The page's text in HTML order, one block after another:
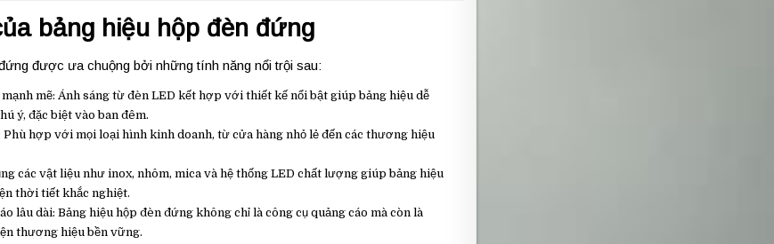
bảng hiệu hộp đèn đứng
được ưa chuộng bởi những tính năng nổi trội sau:
mẽ: Ánh sáng từ đèn LED kết hợp với thiết kế nổi bật giúp bảng hiệu dễ
ý, đặc biệt vào ban đêm.
Phù hợp với mọi loại hình kinh doanh, từ cửa hàng nhỏ lẻ đến các thương hiệu
các vật liệu như inox, nhôm, mica và hệ thống LED chất lượng giúp bảng hiệu
thời tiết khắc nghiệt.
lâu dài: Bảng hiệu hộp đèn đứng không chỉ là công cụ quảng cáo mà còn là
thương hiệu bền vững.